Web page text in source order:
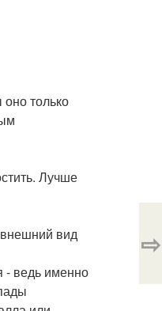
только
Лучше
внешний вид
- ведь именно
⇨